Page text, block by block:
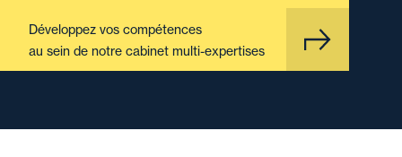
Développez vos compétences
au sein de notre cabinet multi-expertises